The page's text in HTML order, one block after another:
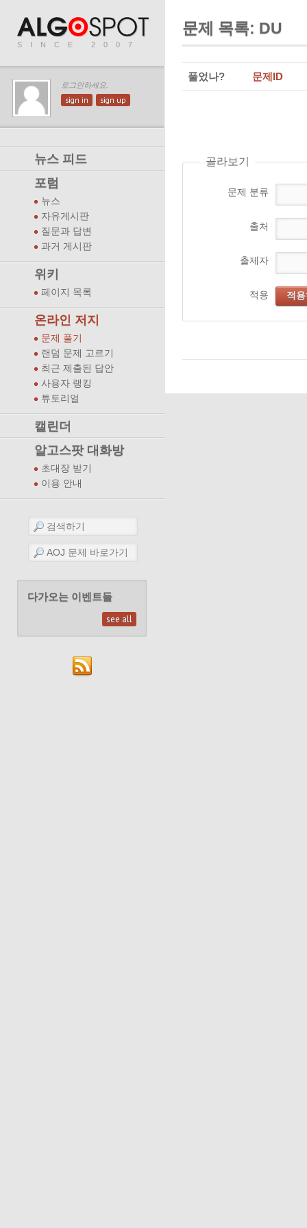
SINCE 2007
로그인하세요.
sign in sign up
뉴스 피드
포럼
뉴스
자유게시판
질문과 답변
과거 게시판
위키
페이지 목록
온라인 저지
문제 풀기
랜덤 문제 고르기
최근 제출된 답안
사용자 랭킹
튜토리얼
캘린더
알고스팟 대화방
초대장 받기
이용 안내
다가오는 이벤트들
see all
문제 목록: DU
풀었나? 문제ID
골라보기
문제 분류
출처
출제자
적용 적